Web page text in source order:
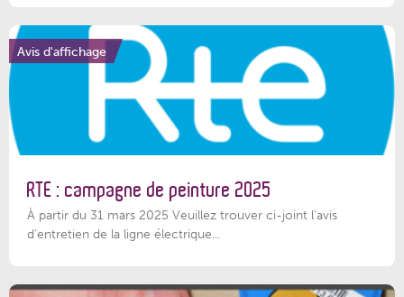
Avis d'affichage
RTE : campagne de peinture 2025
À partir du 31 mars 2025 Veuillez trouver ci-joint l'avis
d'entretien de la ligne électrique...